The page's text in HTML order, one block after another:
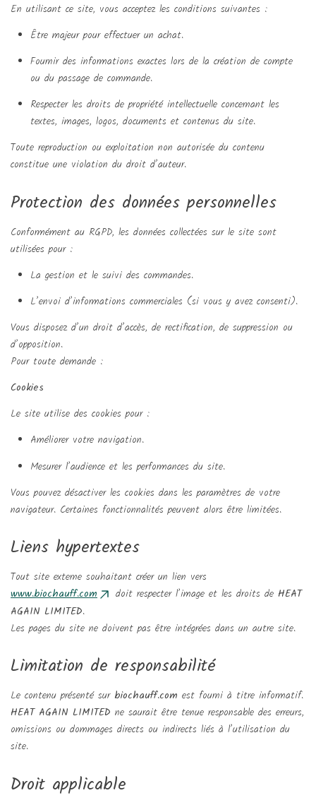
En utilisant ce site, vous acceptez les conditions suivantes :
Être majeur pour effectuer un achat.
Fournir des informations exactes lors de la création de compte
ou du passage de commande.
Respecter les droits de propriété intellectuelle concernant les
textes, images, logos, documents et contenus du site.
Toute reproduction ou exploitation non autorisée du contenu
constitue une violation du droit d’auteur.
Protection des données personnelles
Conformément au RGPD, les données collectées sur le site sont
utilisées pour :
La gestion et le suivi des commandes.
L’envoi d’informations commerciales (si vous y avez consenti).
Vous disposez d’un droit d’accès, de rectification, de suppression ou
d’opposition.
Pour toute demande :
Cookies
Le site utilise des cookies pour :
Améliorer votre navigation.
Mesurer l’audience et les performances du site.
Vous pouvez désactiver les cookies dans les paramètres de votre
navigateur. Certaines fonctionnalités peuvent alors être limitées.
Liens hypertextes
Tout site externe souhaitant créer un lien vers
www.biochauff.com
doit respecter l’image et les droits de HEAT
AGAIN LIMITED.
Les pages du site ne doivent pas être intégrées dans un autre site.
Limitation de responsabilité
Le contenu présenté sur biochauff.com est fourni à titre informatif.
HEAT AGAIN LIMITED ne saurait être tenue responsable des erreurs,
omissions ou dommages directs ou indirects liés à l’utilisation du
site.
Droit applicable
Ajouter à ma liste d'envies
((modalTitle))
((confirmMessage))
((cancelText))
Créer une liste d'envies
Nom de la liste d'envies
Créer une liste d'envies
Connexion
Vous devez être connecté pour ajouter des produits à votre liste
d'envies.